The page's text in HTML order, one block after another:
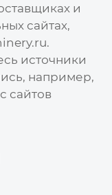
и
сайтах,
источники
например,
сайтов